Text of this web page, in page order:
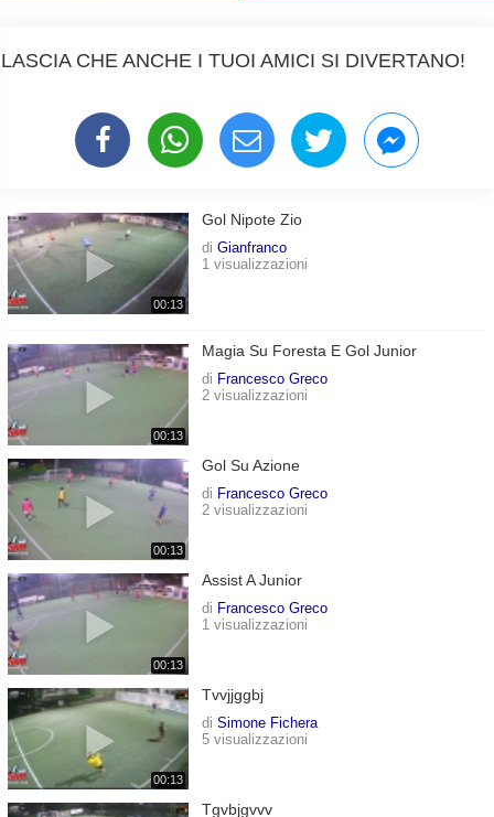
LASCIA CHE ANCHE I TUOI AMICI SI DIVERTANO!
00:13
Gol Nipote Zio
di Gianfranco
1 visualizzazioni
00:13
Magia Su Foresta E Gol Junior
di Francesco Greco
2 visualizzazioni
00:13
Gol Su Azione
di Francesco Greco
2 visualizzazioni
00:13
Assist A Junior
di Francesco Greco
1 visualizzazioni
00:13
Tvvjjggbj
di Simone Fichera
5 visualizzazioni
Tgvbjgvvv